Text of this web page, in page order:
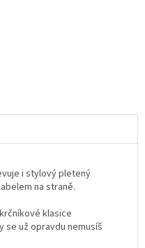
i stylový pletený
na straně.
klasice
se už opravdu nemusíš